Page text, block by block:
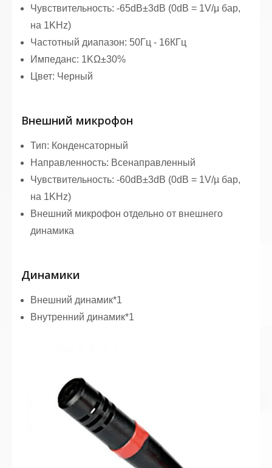
Чувствительность: -65dB±3dB (0dB = 1V/µ бар,
на 1KHz)
Частотный диапазон: 50Гц - 16КГц
Импеданс: 1KΩ±30%
Цвет: Черный
Внешний микрофон
Тип: Конденсаторный
Направленность: Всенаправленный
Чувствительность: -60dB±3dB (0dB = 1V/µ бар,
на 1KHz)
Внешний микрофон отдельно от внешнего
динамика
Динамики
Внешний динамик*1
Внутренний динамик*1